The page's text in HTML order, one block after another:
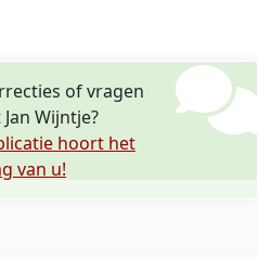
of vragen
Wijntje?
hoort het
van u!